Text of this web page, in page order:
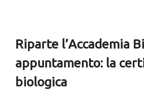
Riparte l’Accademia
appuntamento: la
biologica